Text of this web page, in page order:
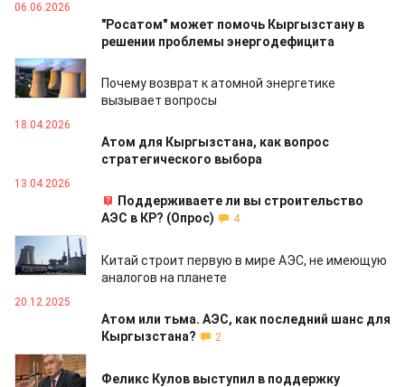
06.06.2026
"Росатом" может помочь Кыргызстану в
решении проблемы энергодефицита
05.05.2026
Почему возврат к атомной энергетике
вызывает вопросы
18.04.2026
Атом для Кыргызстана, как вопрос
стратегического выбора
13.04.2026
Поддерживаете ли вы строительство
АЭС в КР? (Опрос)
4
22.01.2026
Китай строит первую в мире АЭС, не имеющую
аналогов на планете
20.12.2025
Атом или тьма. АЭС, как последний шанс для
Кыргызстана?
2
27.11.2025
Феликс Кулов выступил в поддержку